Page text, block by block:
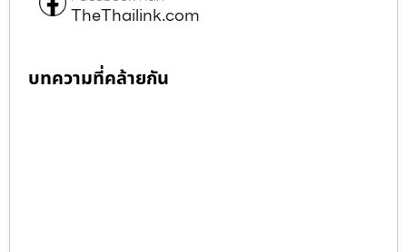
TheThailink.com
บทความที่คล้ายกัน